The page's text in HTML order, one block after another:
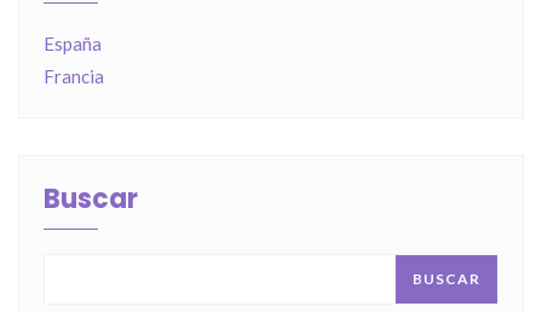
España
Francia
Buscar
BUSCAR